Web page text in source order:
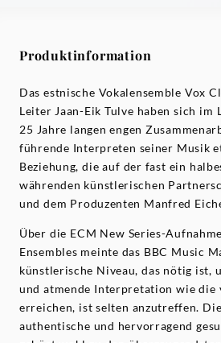
Produktinformation
Das estnische Vokalensemble Vox
Leiter Jaan-Eik Tulve haben sich im
25 Jahre langen engen
führende Interpreten seiner Musik
Beziehung, die auf der fast ein
währenden künstlerischen
und dem Produzenten Manfred
Über die ECM New Series-
Ensembles meinte das BBC Music
künstlerische Niveau, das nötig ist,
und atmende Interpretation wie die
erreichen, ist selten anzutreffen.
authentische und hervorragend